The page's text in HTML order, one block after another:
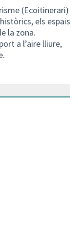
(Ecoitinerari)
els espais
la zona.
a l’aire lliure,